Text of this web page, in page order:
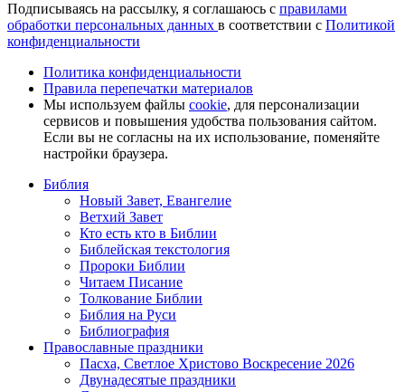
Подписываясь на рассылку, я соглашаюсь с правилами
обработки персональных данных в соответствии с Политикой
конфиденциальности
Политика конфиденциальности
Правила перепечатки материалов
Мы используем файлы cookie, для персонализации
сервисов и повышения удобства пользования сайтом.
Если вы не согласны на их использование, поменяйте
настройки браузера.
Библия
Новый Завет, Евангелие
Ветхий Завет
Кто есть кто в Библии
Библейская текстология
Пророки Библии
Читаем Писание
Толкование Библии
Библия на Руси
Библиография
Православные праздники
Пасха, Светлое Христово Воскресение 2026
Двунадесятые праздники